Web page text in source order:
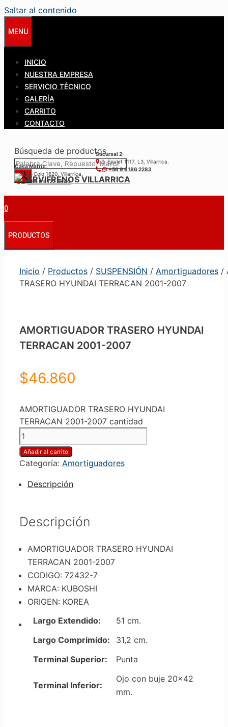
Saltar al contenido
MENU
INICIO
NUESTRA EMPRESA
SERVICIO TÉCNICO
GALERÍA
CARRITO
CONTACTO
Búsqueda de productos
Casa Matríz:
Colo-Colo 1620, Villarrica.
+56 9 6122 3840
Sucursal 2:
S. Epulef 1117, L3, Villarrica.
+56 9 6186 2283
0
PRODUCTOS
Inicio / Productos / SUSPENSIÓN / Amortiguadores /
TRASERO HYUNDAI TERRACAN 2001-2007
AMORTIGUADOR TRASERO HYUNDAI
TERRACAN 2001-2007
$46.860
AMORTIGUADOR TRASERO HYUNDAI
TERRACAN 2001-2007 cantidad
Añadir al carrito
Categoría: Amortiguadores
Descripción
Descripción
AMORTIGUADOR TRASERO HYUNDAI
TERRACAN 2001-2007
CODIGO: 72432-7
MARCA: KUBOSHI
ORIGEN: KOREA
Largo Extendido:
51 cm.
Largo Comprimido:
31,2 cm.
Terminal Superior:
Punta
Terminal Inferior:
Ojo con buje 20×42
mm.